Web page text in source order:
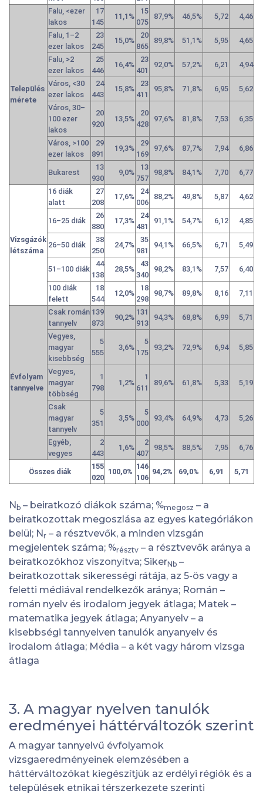
Település
mérete
Falu, <ezer
lakos
17
145
11,1%
15
075
87,9% 46,5% 5,72 4,46
Falu, 1–2
ezer lakos
23
245
15,0%
20
865
89,8% 51,1% 5,95 4,65
Falu, >2
ezer lakos
25
446
16,4%
23
401
92,0% 57,2% 6,21 4,94
Város, <30
ezer lakos
24
443
15,8%
23
411
95,8% 71,8% 6,95 5,62
Város, 30–
100 ezer
lakos
20
920
13,5%
20
428
97,6% 81,8% 7,53 6,35
Város, >100
ezer lakos
29
891
19,3%
29
169
97,6% 87,7% 7,94 6,86
Bukarest
13
930
9,0%
13
757
98,8% 84,1% 7,70 6,77
Vizsgázók
létszáma
16 diák
alatt
27
208
17,6%
24
006
88,2% 49,8% 5,87 4,62
16–25 diák
26
880
17,3%
24
481
91,1% 54,7% 6,12 4,85
26–50 diák
38
250
24,7%
35
981
94,1% 66,5% 6,71 5,49
51–100 diák
44
138
28,5%
43
340
98,2% 83,1% 7,57 6,40
100 diák
felett
18
544
12,0%
18
298
98,7% 89,8% 8,16 7,11
Évfolyam
tannyelve
Csak román
tannyelv
139
873
90,2%
131
913
94,3% 68,8% 6,99 5,71
Vegyes,
magyar
kisebbség
5
555
3,6%
5
175
93,2% 72,9% 6,94 5,85
Vegyes,
magyar
többség
1
798
1,2%
1
611
89,6% 61,8% 5,33 5,19
Csak
magyar
tannyelv
5
351
3,5%
5
000
93,4% 64,9% 4,73 5,26
Egyéb,
vegyes
2
443
1,6%
2
407
98,5% 88,5% 7,95 6,76
Összes diák
155
020
100,0%
146
106
94,2% 69,0% 6,91 5,71
Nb – beiratkozó diákok száma; %megosz – a
beiratkozottak megoszlása az egyes kategóriákon
belül; Nr – a résztvevők, a minden vizsgán
megjelentek száma; %résztv – a résztvevők aránya a
beiratkozókhoz viszonyítva; SikerNb –
beiratkozottak sikerességi rátája, az 5-ös vagy a
feletti médiával rendelkezők aránya; Román –
román nyelv és irodalom jegyek átlaga; Matek –
matematika jegyek átlaga; Anyanyelv – a
kisebbségi tannyelven tanulók anyanyelv és
irodalom átlaga; Média – a két vagy három vizsga
átlaga
3. A magyar nyelven tanulók
eredményei háttérváltozók szerint
A magyar tannyelvű évfolyamok
vizsgaeredményeinek elemzésében a
háttérváltozókat kiegészítjük az erdélyi régiók és a
települések etnikai térszerkezete szerinti